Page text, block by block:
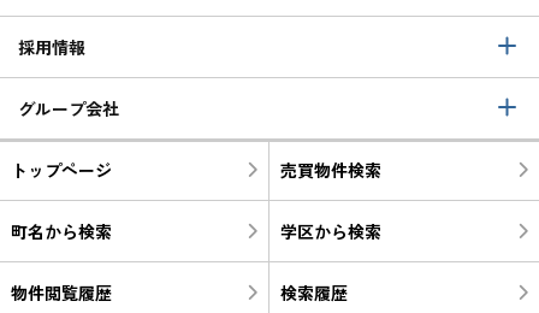
採用情報
グループ会社
トップページ 売買物件検索
町名から検索 学区から検索
物件閲覧履歴 検索履歴